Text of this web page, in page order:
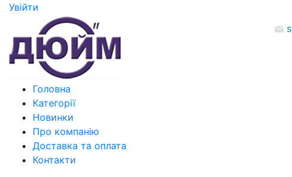
Увiйти
Головна
Категорії
Новинки
Про компанію
Доставка та оплата
Контакти